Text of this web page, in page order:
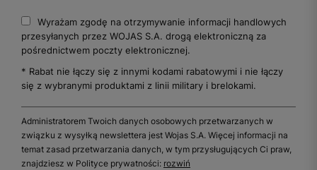
Wyrażam zgodę na otrzymywanie informacji handlowych
przesyłanych przez WOJAS S.A. drogą elektroniczną za
pośrednictwem poczty elektronicznej.
* Rabat nie łączy się z innymi kodami rabatowymi i nie łączy
się z wybranymi produktami z linii military i brelokami.
Administratorem Twoich danych osobowych przetwarzanych w
związku z wysyłką newslettera jest Wojas S.A. Więcej informacji na
temat zasad przetwarzania danych, w tym przysługujących Ci praw,
znajdziesz w Polityce prywatności: rozwiń